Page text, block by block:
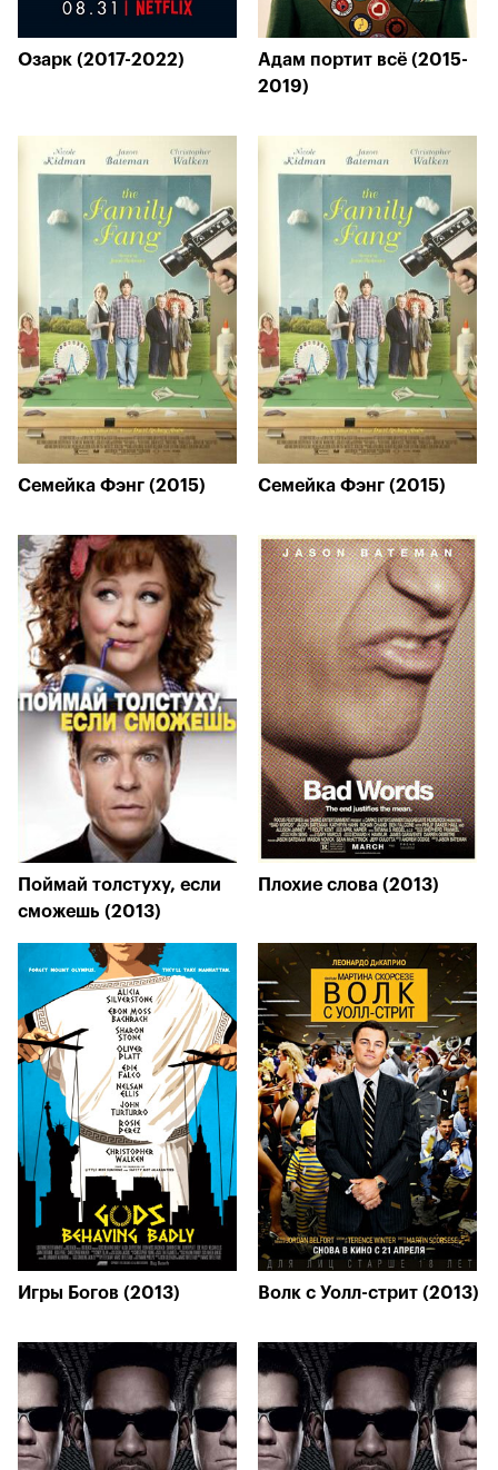
Озарк (2017-2022)
Адам портит всё (2015-
2019)
Семейка Фэнг (2015) Семейка Фэнг (2015)
Поймай толстуху, если
сможешь (2013)
Плохие слова (2013)
Игры Богов (2013) Волк с Уолл-стрит (2013)